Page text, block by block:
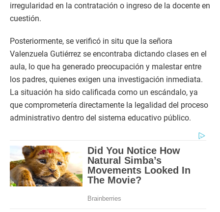
irregularidad en la contratación o ingreso de la docente en
cuestión.
Posteriormente, se verificó in situ que la señora
Valenzuela Gutiérrez se encontraba dictando clases en el
aula, lo que ha generado preocupación y malestar entre
los padres, quienes exigen una investigación inmediata.
La situación ha sido calificada como un escándalo, ya
que comprometería directamente la legalidad del proceso
administrativo dentro del sistema educativo público.